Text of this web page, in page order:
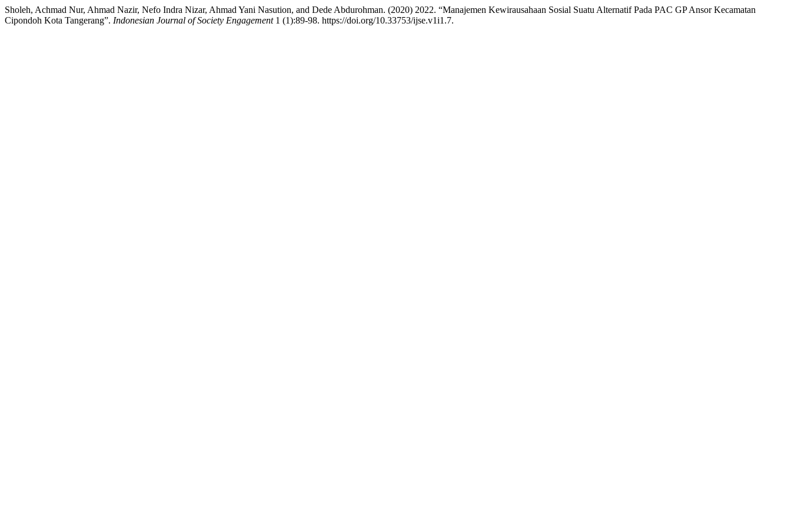
Sholeh, Achmad Nur, Ahmad Nazir, Nefo Indra Nizar, Ahmad Yani Nasution, and Dede Abdurohman. (2020) 2022. “Manajemen Kewirausahaan Sosial Suatu Alternatif Pada PAC GP Ansor Kecamatan
Cipondoh Kota Tangerang”. Indonesian Journal of Society Engagement1 (1):89-98. https://doi.org/10.33753/ijse.v1i1.7.